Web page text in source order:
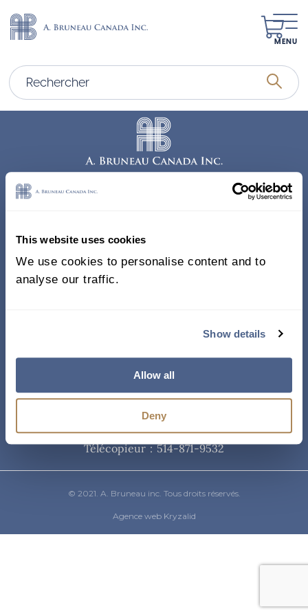
This website uses cookies
We use cookies to personalise content and to
analyse our traffic.
Show details
Allow all
Deny
MENU
338, Rue Saint-Antoine E.
Bureau 011, Montréal QC
H2Y 1A3 Canada
Téléphone
514-871-9821/ 1-800-361-8487
Télécopieur : 514-871-9532
© 2021. A. Bruneau inc. Tous droits réservés.
Agence web Kryzalid